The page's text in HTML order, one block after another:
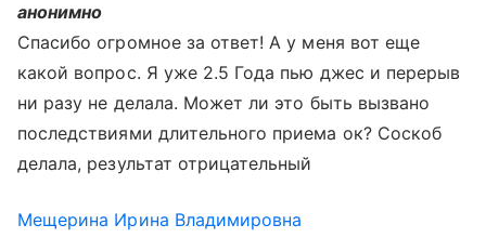
анонимно
Спасибо огромное за ответ! А у меня вот еще
какой вопрос. Я уже 2.5 Года пью джес и перерыв
ни разу не делала. Может ли это быть вызвано
последствиями длительного приема ок? Соскоб
делала, результат отрицательный
Мещерина Ирина Владимировна